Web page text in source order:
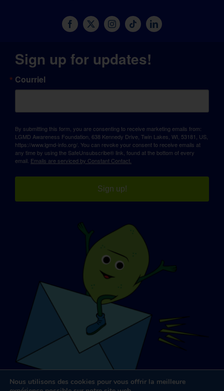
Sign up for updates!
Courriel
By submitting this form, you are consenting to receive marketing emails from:
LGMD Awareness Foundation, 638 Kennedy Drive, Twin Lakes, WI, 53181, US,
https://www.lgmd-info.org/. You can revoke your consent to receive emails at
any time by using the SafeUnsubscribe® link, found at the bottom of every
email. Emails are serviced by Constant Contact.
Sign up!
Nous utilisons des cookies pour vous offrir la meilleure